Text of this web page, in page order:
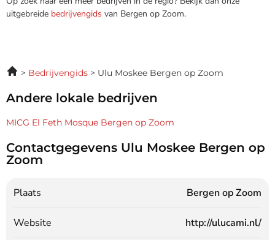
uitgebreide bedrijvengids van Bergen op Zoom.
Bedrijvengids Ulu Moskee Bergen op Zoom
Andere lokale bedrijven
MICG El Feth Mosque Bergen op Zoom
Contactgegevens Ulu Moskee Bergen op
Zoom
Plaats Bergen op Zoom
Website http://ulucami.nl/